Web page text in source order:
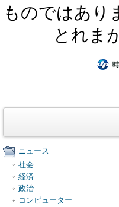
ものではあり
とれま
ニュース
社会
経済
政治
コンピューター